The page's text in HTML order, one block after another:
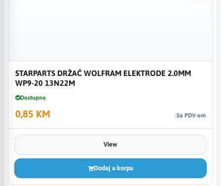
STARPARTS DRŽAČ WOLFRAM ELEKTRODE 2.0MM
WP9-20 13N22M
Dostupno
0,85 KM Sa PDV-om
View
Dodaj u korpu